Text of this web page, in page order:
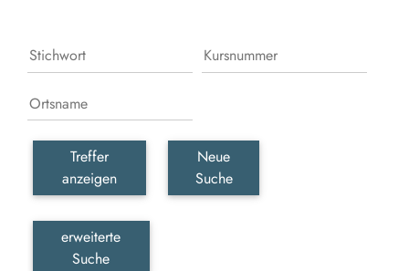
Treffer
anzeigen
Neue
Suche
erweiterte
Suche